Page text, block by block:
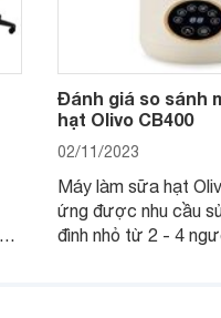
Đánh giá so sánh
hạt Olivo CB400
02/11/2023
Máy làm sữa hạt
ứng được nhu cầu
đình nhỏ từ 2 - 4